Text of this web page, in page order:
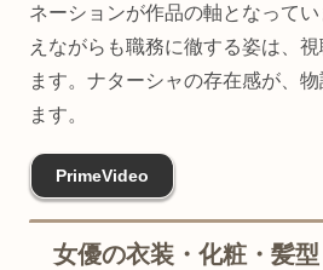
ネーションが作品の軸となって
えながらも職務に徹する姿は、
ます。ナターシャの存在感が、
ます。
PrimeVideo
女優の衣装・化粧・髪型